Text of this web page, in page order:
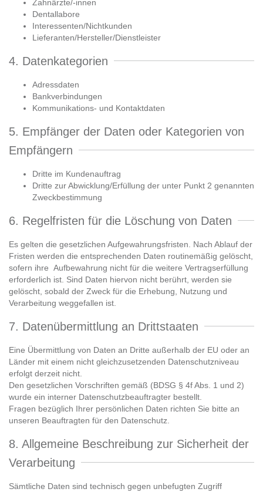
Zahnärzte/-innen
Dentallabore
Interessenten/Nichtkunden
Lieferanten/Hersteller/Dienstleister
4. Datenkategorien
Adressdaten
Bankverbindungen
Kommunikations- und Kontaktdaten
5. Empfänger der Daten oder Kategorien von
Empfängern
Dritte im Kundenauftrag
Dritte zur Abwicklung/Erfüllung der unter Punkt 2 genannten
Zweckbestimmung
6. Regelfristen für die Löschung von Daten
Es gelten die gesetzlichen Aufgewahrungsfristen. Nach Ablauf der
Fristen werden die entsprechenden Daten routinemäßig gelöscht,
sofern ihre Aufbewahrung nicht für die weitere Vertragserfüllung
erforderlich ist. Sind Daten hiervon nicht berührt, werden sie
gelöscht, sobald der Zweck für die Erhebung, Nutzung und
Verarbeitung weggefallen ist.
7. Datenübermittlung an Drittstaaten
Eine Übermittlung von Daten an Dritte außerhalb der EU oder an
Länder mit einem nicht gleichzusetzenden Datenschutzniveau
erfolgt derzeit nicht.
Den gesetzlichen Vorschriften gemäß (BDSG § 4f Abs. 1 und 2)
wurde ein interner Datenschutzbeauftragter bestellt.
Fragen bezüglich Ihrer persönlichen Daten richten Sie bitte an
unseren Beauftragten für den Datenschutz.
8. Allgemeine Beschreibung zur Sicherheit der
Verarbeitung
Sämtliche Daten sind technisch gegen unbefugten Zugriff